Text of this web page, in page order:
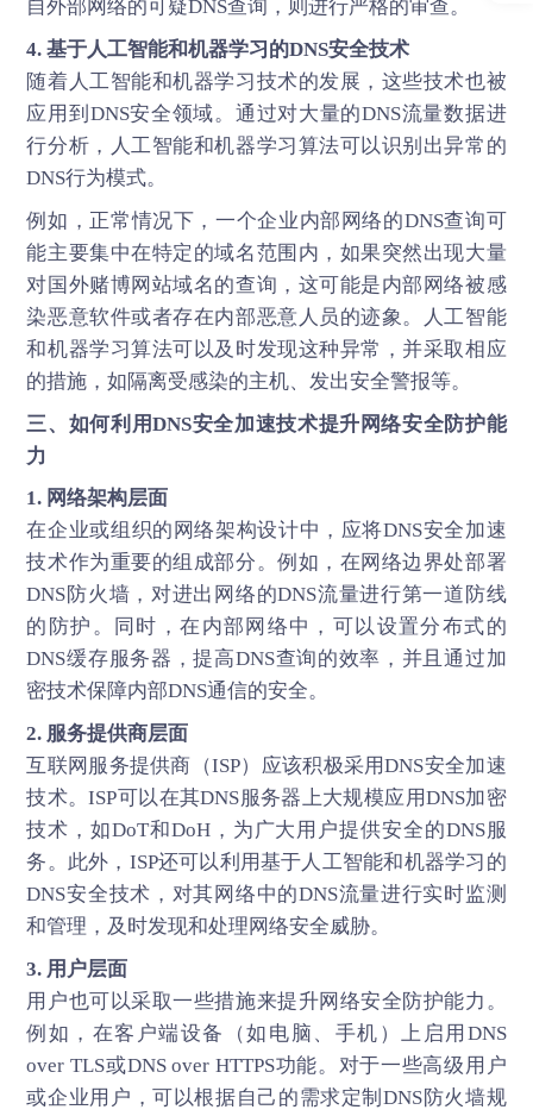
自外部网络的可疑DNS查询，则进行严格的审查。
4. 基于人工智能和机器学习的DNS安全技术
随着人工智能和机器学习技术的发展，这些技术也被
应用到DNS安全领域。通过对大量的DNS流量数据进
行分析，人工智能和机器学习算法可以识别出异常的
DNS行为模式。
例如，正常情况下，一个企业内部网络的DNS查询可
能主要集中在特定的域名范围内，如果突然出现大量
对国外赌博网站域名的查询，这可能是内部网络被感
染恶意软件或者存在内部恶意人员的迹象。人工智能
和机器学习算法可以及时发现这种异常，并采取相应
的措施，如隔离受感染的主机、发出安全警报等。
三、如何利用DNS安全加速技术提升网络安全防护能
力
1. 网络架构层面
在企业或组织的网络架构设计中，应将DNS安全加速
技术作为重要的组成部分。例如，在网络边界处部署
DNS防火墙，对进出网络的DNS流量进行第一道防线
的防护。同时，在内部网络中，可以设置分布式的
DNS缓存服务器，提高DNS查询的效率，并且通过加
密技术保障内部DNS通信的安全。
2. 服务提供商层面
互联网服务提供商（ISP）应该积极采用DNS安全加速
技术。ISP可以在其DNS服务器上大规模应用DNS加密
技术，如DoT和DoH，为广大用户提供安全的DNS服
务。此外，ISP还可以利用基于人工智能和机器学习的
DNS安全技术，对其网络中的DNS流量进行实时监测
和管理，及时发现和处理网络安全威胁。
3. 用户层面
用户也可以采取一些措施来提升网络安全防护能力。
例如，在客户端设备（如电脑、手机）上启用DNS
over TLS或DNS over HTTPS功能。对于一些高级用户
或企业用户，可以根据自己的需求定制DNS防火墙规